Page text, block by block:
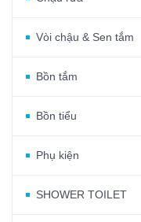
Vòi chậu & Sen tắm
Bồn tắm
Bồn tiểu
Phụ kiện
SHOWER TOILET